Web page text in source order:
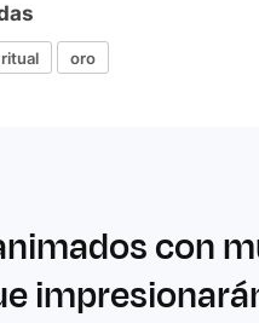
ritual oro
con